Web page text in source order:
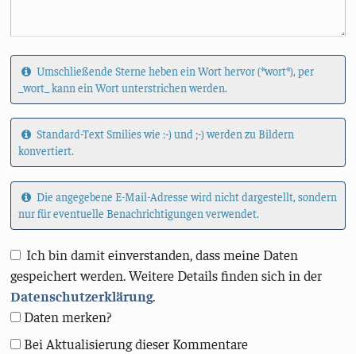
Umschließende Sterne heben ein Wort hervor (*wort*), per
_wort_ kann ein Wort unterstrichen werden.
Standard-Text Smilies wie :-) und ;-) werden zu Bildern
konvertiert.
Die angegebene E-Mail-Adresse wird nicht dargestellt, sondern
nur für eventuelle Benachrichtigungen verwendet.
Ich bin damit einverstanden, dass meine Daten
gespeichert werden. Weitere Details finden sich in der
Datenschutzerklärung.
Daten merken?
Bei Aktualisierung dieser Kommentare